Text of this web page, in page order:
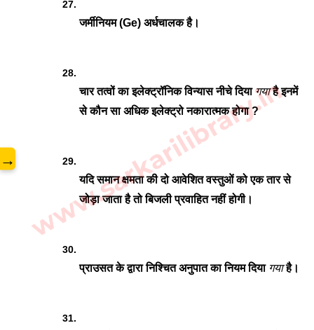
जर्मीनियम (Ge) अर्धचालक है।
चार तत्वों का इलेक्ट्रॉनिक विन्यास नीचे दिया गया है इनमें
से कौन सा अधिक इलेक्ट्रो नकारात्मक होगा ?
यदि समान क्षमता की दो आवेशित वस्तुओं को एक तार से
जोड़ा जाता है तो बिजली प्रवाहित नहीं होगी।
प्राउसत के द्वारा निश्चित अनुपात का नियम दिया गया है।
www.sarkarilibrary.in
→